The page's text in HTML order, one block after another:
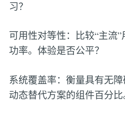
习？
可用性对等性：比较“主流
功率。体验是否公平？
系统覆盖率：衡量具有无
动态替代方案的组件百分比